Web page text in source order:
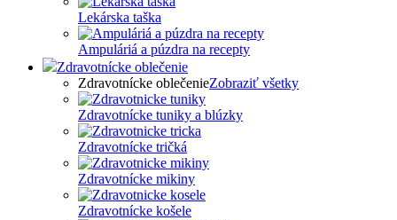
Lekárska taška
Ampuláriá a púzdra na recepty
Zdravotnícke oblečenie
Zdravotnícke oblečenieZobraziť všetky
Zdravotnícke tuniky a blúzky
Zdravotnícke tričká
Zdravotnícke mikiny
Zdravotnícke košele